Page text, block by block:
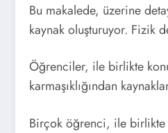
Bu makalede, üzerine
kaynak oluşturuyor. Fizik
Öğrenciler, ile birlikte
karmaşıklığından
Birçok öğrenci, ile birlikte